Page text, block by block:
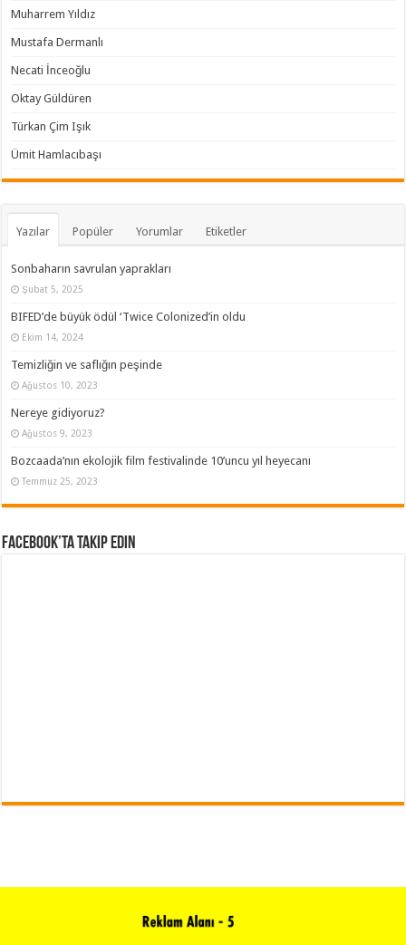
Muharrem Yıldız
Mustafa Dermanlı
Necati İnceoğlu
Oktay Güldüren
Türkan Çim Işık
Ümit Hamlacıbaşı
Yazılar Popüler Yorumlar Etiketler
Sonbaharın savrulan yaprakları
Şubat 5, 2025
BIFED’de büyük ödül ‘Twice Colonized’in oldu
Ekim 14, 2024
Temizliğin ve saflığın peşinde
Ağustos 10, 2023
Nereye gidiyoruz?
Ağustos 9, 2023
Bozcaada’nın ekolojik film festivalinde 10’uncu yıl heyecanı
Temmuz 25, 2023
Facebook’ta Takip Edin